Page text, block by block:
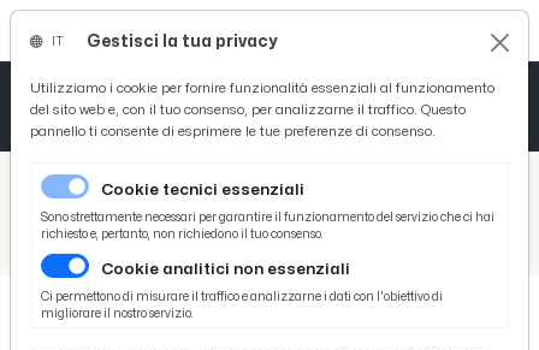
/ Picenotime
/ Comunicati Stampa
Maltignano, intervento all'illuminazione pubblica. Approvate anche tre opere per manutenzione strade
Gestisci la tua privacy
Utilizziamo i cookie per fornire funzionalità essenziali al funzionamento
del sito web e, con il tuo consenso, per analizzarne il traffico. Questo
pannello ti consente di esprimere le tue preferenze di consenso.
Cookie tecnici essenziali
Sono strettamente necessari per garantire il funzionamento del servizio che ci hai
richiesto e, pertanto, non richiedono il tuo consenso.
Cookie analitici non essenziali
Ci permettono di misurare il traffico e analizzarne i dati con l'obiettivo di
migliorare il nostro servizio.
Tutto News
Tutto Sport
Basket
Ciclismo
Tutto Curiosità